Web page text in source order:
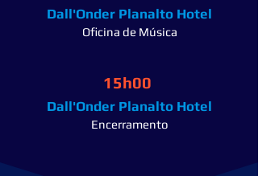
Dall'Onder Planalto Hotel
Oficina de Música
15h00
Dall'Onder Planalto Hotel
Encerramento